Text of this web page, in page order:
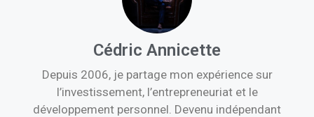
Cédric Annicette
Depuis 2006, je partage mon expérience sur
l’investissement, l’entrepreneuriat et le
développement personnel. Devenu indépendant